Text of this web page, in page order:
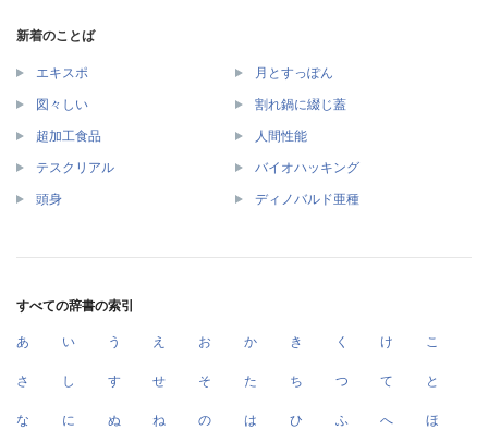
新着のことば
エキスポ 月とすっぽん
図々しい 割れ鍋に綴じ蓋
超加工食品 人間性能
テスクリアル バイオハッキング
頭身 ディノバルド亜種
すべての辞書の索引
あ い う え お か き く け こ
さ し す せ そ た ち つ て と
な に ぬ ね の は ひ ふ へ ほ